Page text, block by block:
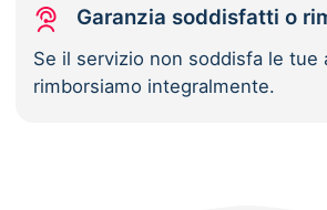
Garanzia soddisfatti o
Se il servizio non soddisfa le tue
rimborsiamo integralmente.